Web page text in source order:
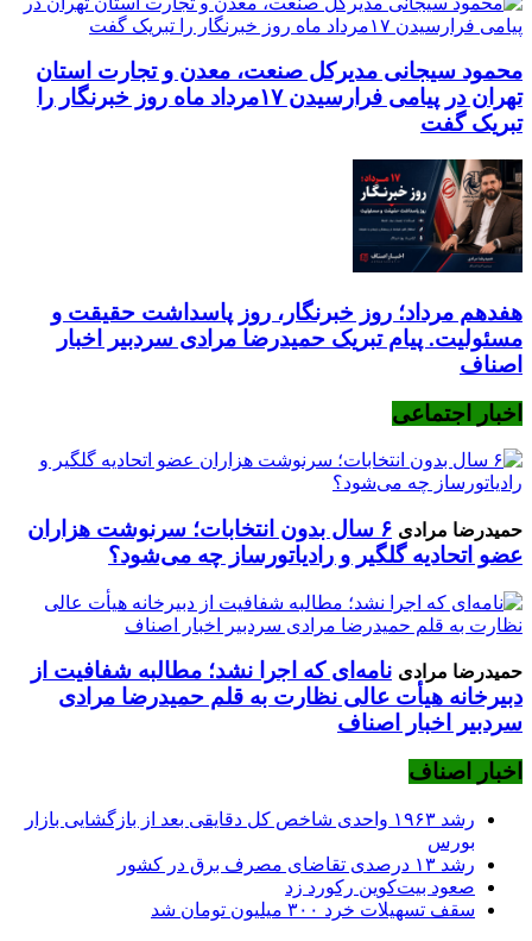
محمود سیجانی مدیرکل صنعت، معدن و تجارت استان
تهران در پیامی فرارسیدن ۱۷مرداد ماه روز خبرنگار را
تبریک گفت
هفدهم مرداد؛ روز خبرنگار، روز پاسداشت حقیقت و
مسئولیت. پیام تبریک حمیدرضا مرادی سردبیر اخبار
اصناف
اخبار اجتماعی
حمیدرضا مرادی
۶ سال بدون انتخابات؛ سرنوشت هزاران
عضو اتحادیه گلگیر و رادیاتورساز چه می‌شود؟
حمیدرضا مرادی نامه‌ای که اجرا نشد؛ مطالبه شفافیت از
دبیرخانه هیأت عالی نظارت به قلم حمیدرضا مرادی
سردبیر اخبار اصناف
اخبار اصناف
رشد ۱۹۶۳ واحدی شاخص کل دقایقی بعد از بازگشایی بازار
بورس
رشد ۱۳ درصدی تقاضای مصرف برق در کشور
صعود بیت‌کوین رکورد زد
سقف تسهیلات خرد ۳۰۰ میلیون تومان شد